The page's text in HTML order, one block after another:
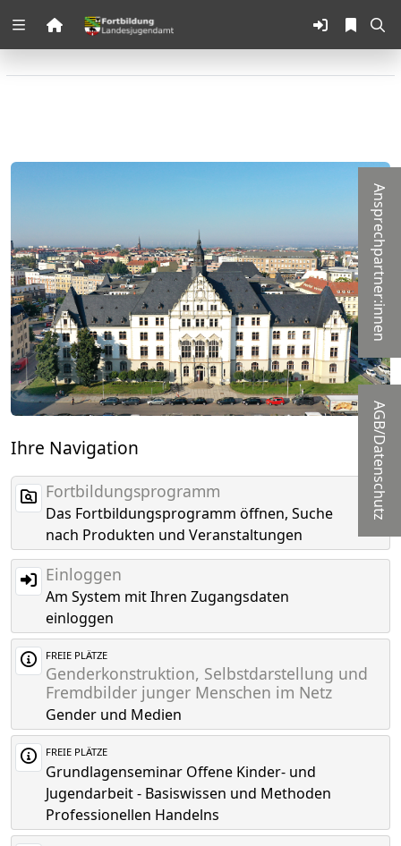
Zuklappen
Loading
Loading
Loading Ansprechpartner:innen
AGB/Datenschutz
Ihre Navigation
Fortbildungsprogramm
Das Fortbildungsprogramm öffnen, Suche
nach Produkten und Veranstaltungen
Einloggen
Am System mit Ihren Zugangsdaten
einloggen
FREIE PLÄTZE
Genderkonstruktion, Selbstdarstellung und
Fremdbilder junger Menschen im Netz
Gender und Medien
FREIE PLÄTZE
Grundlagenseminar Offene Kinder- und
Jugendarbeit - Basiswissen und Methoden
Professionellen Handelns